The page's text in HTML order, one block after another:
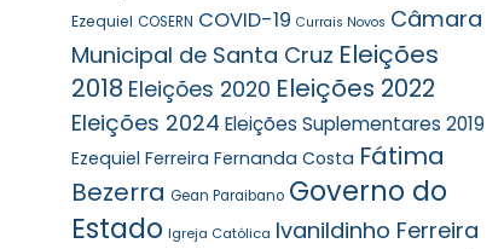
Ezequiel COSERN COVID-19 Currais Novos Câmara
Municipal de Santa Cruz Eleições
2018 Eleições 2020 Eleições 2022
Eleições 2024 Eleições Suplementares 2019
Ezequiel Ferreira Fernanda Costa Fátima
Bezerra Gean Paraibano Governo do
Estado Igreja Católica Ivanildinho Ferreira